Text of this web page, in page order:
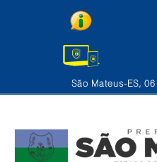
São Mateus-ES,